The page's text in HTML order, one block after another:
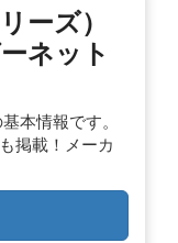
ーズ）
ネット
本情報です。
掲載！メーカ